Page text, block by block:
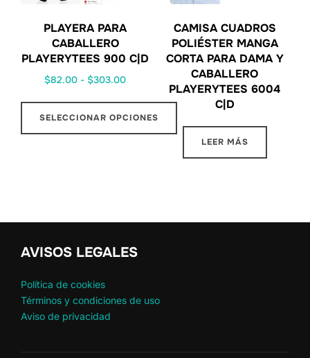
PLAYERA PARA
CABALLERO
PLAYERYTEES 900 C|D
$82.00 - $303.00
SELECCIONAR OPCIONES
CAMISA CUADROS
POLIÉSTER MANGA
CORTA PARA DAMA Y
CABALLERO
PLAYERYTEES 6004
C|D
LEER MÁS
AVISOS LEGALES
Política de cookies
Términos y condiciones de uso
Aviso de privacidad